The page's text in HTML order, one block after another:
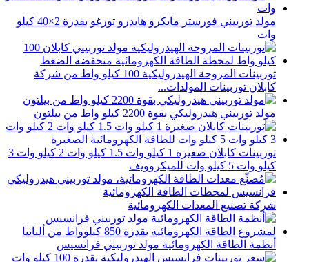
مولد توربيني فورستر مايكرو هايدرو تورغو بقدرة 2×40 كيلو
وات
توربينات المروحة الهيدروليكية 100 كيلو واط من شركة
كابلان توربينات المولدات...
مولد توربيني هيدروليكي بقوة 2200 كيلو واط من بيلتون
توربينات كابلان صغيرة 1 كيلو وات 1.5 كيلو وات 2 كيلو وات 3
كيلو وات 5 كيلو وات للميكروويف
شركة تصنيع المعدات الكهرومائية
أنظمة الطاقة الكهرومائية مولد توربيني فرانسيس